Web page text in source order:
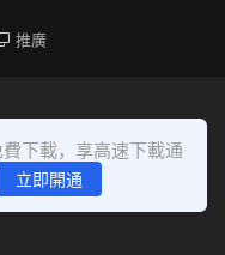
推廣
下載，享高速下載通
立即開通